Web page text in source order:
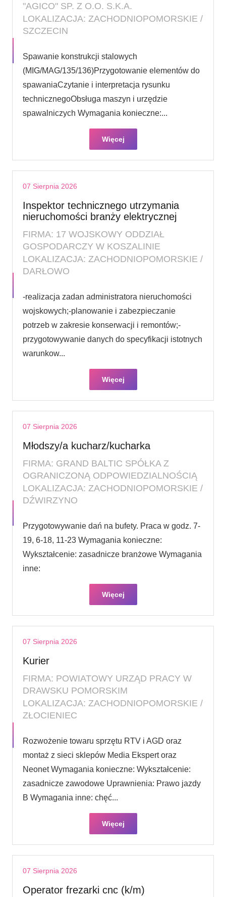
"AGICO" SP. Z O.O. S.K.A.
LOKALIZACJA: ZACHODNIOPOMORSKIE /
SZCZECIN
Spawanie konstrukcji stalowych
(MIG/MAG/135/136)Przygotowanie elementów do
spawaniaCzytanie i interpretacja rysunku
technicznegoObsługa maszyn i urzędzie
spawalniczych Wymagania konieczne:...
Więcej
07 Sierpnia 2026
Inspektor technicznego utrzymania
nieruchomości branży elektrycznej
FIRMA: 17 WOJSKOWY ODDZIAŁ
GOSPODARCZY W KOSZALINIE
LOKALIZACJA: ZACHODNIOPOMORSKIE /
DARŁOWO
-realizacja zadan administratora nieruchomości
wojskowych;-planowanie i zabezpieczanie
potrzeb w zakresie konserwacji i remontów;-
przygotowywanie danych do specyfikacji istotnych
warunkow...
Więcej
07 Sierpnia 2026
Młodszy/a kucharz/kucharka
FIRMA: GRAND BALTIC SPÓŁKA Z
OGRANICZONĄ ODPOWIEDZIALNOŚCIĄ
LOKALIZACJA: ZACHODNIOPOMORSKIE /
DŹWIRZYNO
Przygotowywanie dań na bufety. Praca w godz. 7-
19, 6-18, 11-23 Wymagania konieczne:
Wykształcenie: zasadnicze branżowe Wymagania
inne:
Więcej
07 Sierpnia 2026
Kurier
FIRMA: POWIATOWY URZĄD PRACY W
DRAWSKU POMORSKIM
LOKALIZACJA: ZACHODNIOPOMORSKIE /
ZŁOCIENIEC
Rozwożenie towaru sprzętu RTV i AGD oraz
montaż z sieci sklepów Media Ekspert oraz
Neonet Wymagania konieczne: Wykształcenie:
zasadnicze zawodowe Uprawnienia: Prawo jazdy
B Wymagania inne: chęć...
Więcej
07 Sierpnia 2026
Operator frezarki cnc (k/m)